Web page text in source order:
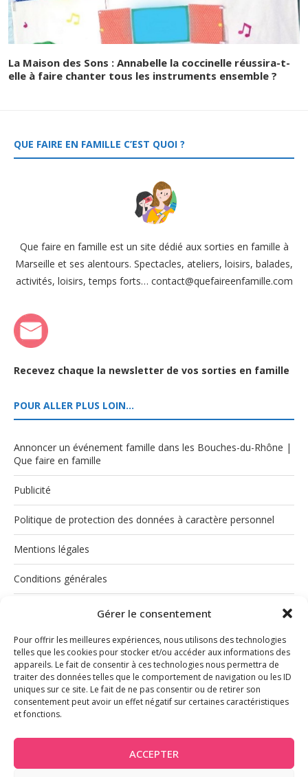
Gérer le consentement
Pour offrir les meilleures expériences, nous utilisons des technologies
telles que les cookies pour stocker et/ou accéder aux informations des
appareils. Le fait de consentir à ces technologies nous permettra de
traiter des données telles que le comportement de navigation ou les ID
uniques sur ce site. Le fait de ne pas consentir ou de retirer son
consentement peut avoir un effet négatif sur certaines caractéristiques
et fonctions.
ACCEPTER
La Maison des Sons : Annabelle la coccinelle réussira-t-
elle à faire chanter tous les instruments ensemble ?
QUE FAIRE EN FAMILLE C’EST QUOI ?
Que faire en famille est un site dédié aux sorties en famille à
Marseille et ses alentours. Spectacles, ateliers, loisirs, balades,
activités, loisirs, temps forts… contact@quefaireenfamille.com
Recevez chaque la newsletter de vos sorties en famille
POUR ALLER PLUS LOIN…
Annoncer un événement famille dans les Bouches-du-Rhône |
Que faire en famille
Publicité
Politique de protection des données à caractère personnel
Mentions légales
Conditions générales
Politique de cookies (UE)